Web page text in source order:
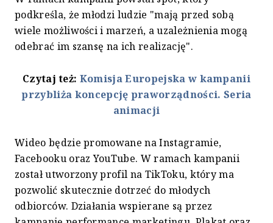
podkreśla, że młodzi ludzie "mają przed sobą
wiele możliwości i marzeń, a uzależnienia mogą
odebrać im szansę na ich realizację".
Czytaj też: Komisja Europejska w kampanii
przybliża koncepcję praworządności. Seria
animacji
Wideo będzie promowane na Instagramie,
Facebooku oraz YouTube. W ramach kampanii
został utworzony profil na TikToku, który ma
pozwolić skutecznie dotrzeć do młodych
odbiorców. Działania wspierane są przez